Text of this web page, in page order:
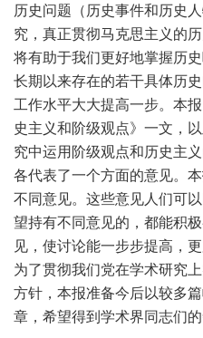
历史问题（历史事件和历史
究，真正贯彻马克思主义的
将有助于我们更好地掌握历
长期以来存在的若干具体历
工作水平大大提高一步。本
史主义和阶级观点》一文，
究中运用阶级观点和历史主
各代表了一个方面的意见。
不同意见。这些意见人们可
望持有不同意见的，都能积
见，使讨论能一步步提高，更
为了贯彻我们党在学术研究
方针，本报准备今后以较多
章，希望得到学术界同志们的